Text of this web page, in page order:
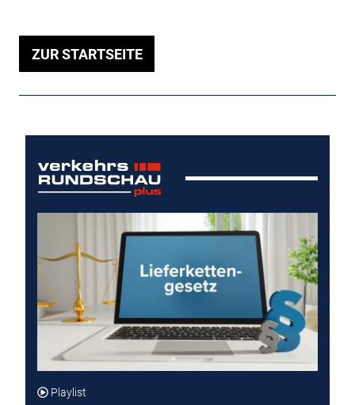
ZUR STARTSEITE
Playlist